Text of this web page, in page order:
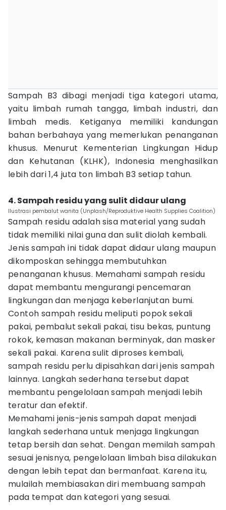
Sampah B3 dibagi menjadi tiga kategori utama,
yaitu limbah rumah tangga, limbah industri, dan
limbah medis. Ketiganya memiliki kandungan
bahan berbahaya yang memerlukan penanganan
khusus. Menurut Kementerian Lingkungan Hidup
dan Kehutanan (KLHK), Indonesia menghasilkan
lebih dari 1,4 juta ton limbah B3 setiap tahun.
4. Sampah residu yang sulit didaur ulang
Ilustrasi pembalut wanita (Unplash/Reproduktive Health Supplies Coalition)
Sampah residu adalah sisa material yang sudah
tidak memiliki nilai guna dan sulit diolah kembali.
Jenis sampah ini tidak dapat didaur ulang maupun
dikomposkan sehingga membutuhkan
penanganan khusus. Memahami sampah residu
dapat membantu mengurangi pencemaran
lingkungan dan menjaga keberlanjutan bumi.
Contoh sampah residu meliputi popok sekali
pakai, pembalut sekali pakai, tisu bekas, puntung
rokok, kemasan makanan berminyak, dan masker
sekali pakai. Karena sulit diproses kembali,
sampah residu perlu dipisahkan dari jenis sampah
lainnya. Langkah sederhana tersebut dapat
membantu pengelolaan sampah menjadi lebih
teratur dan efektif.
Memahami jenis-jenis sampah dapat menjadi
langkah sederhana untuk menjaga lingkungan
tetap bersih dan sehat. Dengan memilah sampah
sesuai jenisnya, pengelolaan limbah bisa dilakukan
dengan lebih tepat dan bermanfaat. Karena itu,
mulailah membiasakan diri membuang sampah
pada tempat dan kategori yang sesuai.